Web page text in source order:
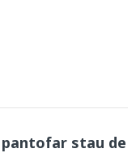
stau de